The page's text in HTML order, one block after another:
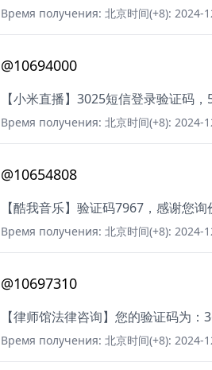
Время получения: 北京时间(+8): 2024-
@10694000
【小米直播】3025短信登录验证码，
Время получения: 北京时间(+8): 2024-
@10654808
【酷我音乐】验证码7967，感谢您询
Время получения: 北京时间(+8): 2024-
@10697310
【律师馆法律咨询】您的验证码为
Время получения: 北京时间(+8): 2024-